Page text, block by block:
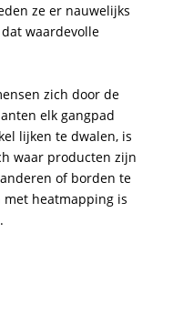
ze er nauwelijks
waardevolle
zich door de
elk gangpad
lijken te dwalen, is
waar producten zijn
of borden te
heatmapping is